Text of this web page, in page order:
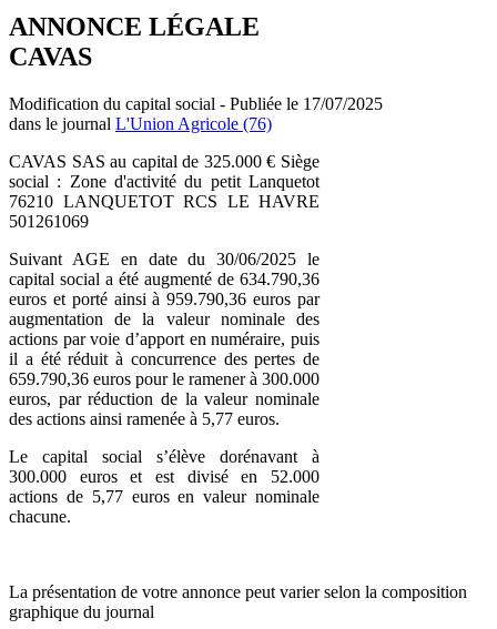
ANNONCE LÉGALE
CAVAS
Modification du capital social - Publiée le 17/07/2025
dans le journal L'Union Agricole (76)
CAVAS SAS au capital de 325.000 € Siège
social : Zone d'activité du petit Lanquetot
76210 LANQUETOT RCS LE HAVRE
501261069
Suivant AGE en date du 30/06/2025 le
capital social a été augmenté de 634.790,36
euros et porté ainsi à 959.790,36 euros par
augmentation de la valeur nominale des
actions par voie d’apport en numéraire, puis
il a été réduit à concurrence des pertes de
659.790,36 euros pour le ramener à 300.000
euros, par réduction de la valeur nominale
des actions ainsi ramenée à 5,77 euros.
Le capital social s’élève dorénavant à
300.000 euros et est divisé en 52.000
actions de 5,77 euros en valeur nominale
chacune.
La présentation de votre annonce peut varier selon la composition
graphique du journal